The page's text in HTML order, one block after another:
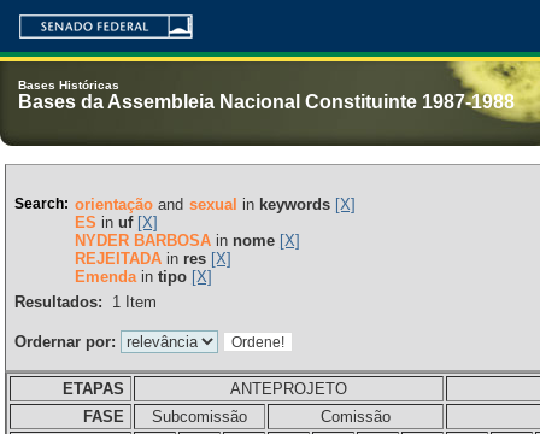
Bases Históricas
Bases da Assembleia Nacional Constituinte 1987-1988
Search: orientaçãoand sexual in keywords [X]
ES in uf [X]
NYDER BARBOSAin nome [X]
REJEITADAin res [X]
Emendain tipo [X]
Resultados:
1Item
Ordernar por:
ETAPAS
ANTEPROJETO
FASE
Subcomissão
Comissão